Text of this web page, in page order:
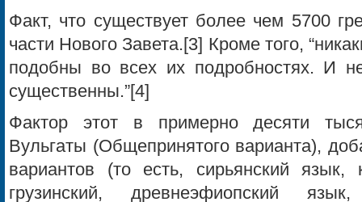
Факт, что существует более чем 5700
части Нового Завета.[3] Кроме того,
подобны во всех их подробностях. И
существенны.”[4]
Фактор этот в примерно десяти
Вульгаты (Общепринятого варианта),
вариантов (то есть, сирьянский язык,
грузинский, древнеэфиопский